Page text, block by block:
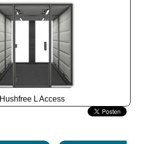
Hushfree L Access